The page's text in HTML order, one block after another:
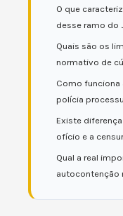
O que
desse ramo do
Quais são os
normativo de
Como funciona
polícia
Existe
ofício e a
Qual a real
autocontenção